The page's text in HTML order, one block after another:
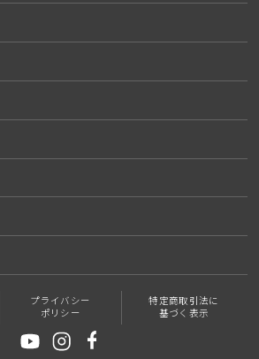
プライバシー
ポリシー
特定商取引法に
基づく表示